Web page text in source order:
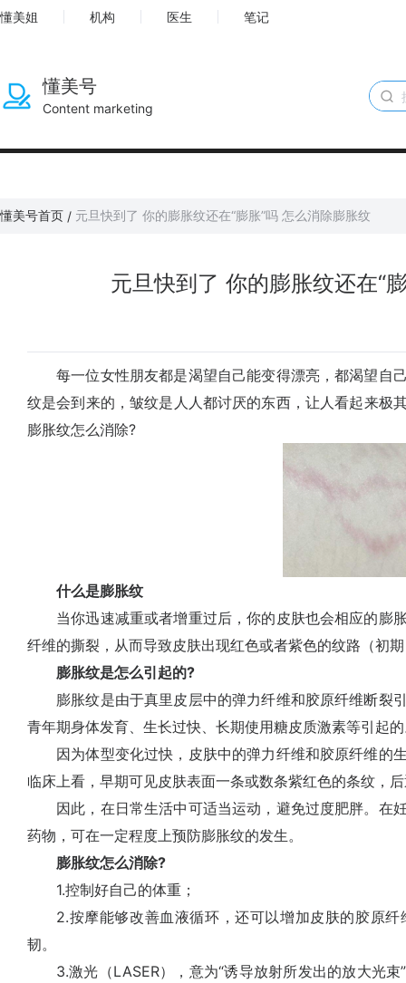
懂美姐 机构 医生 笔记
懂美号
Content marketing
懂美号首页 / 元旦快到了 你的膨胀纹还在“膨胀”吗 怎么消除膨胀纹
元旦快到了 你的膨胀纹还在“
每一位女性朋友都是渴望自己能变得漂亮，都渴望自
纹是会到来的，皱纹是人人都讨厌的东西，让人看起来极
膨胀纹怎么消除?
什么是膨胀纹
当你迅速减重或者增重过后，你的皮肤也会相应的膨
纤维的撕裂，从而导致皮肤出现红色或者紫色的纹路（初
膨胀纹是怎么引起的?
膨胀纹是由于真里皮层中的弹力纤维和胶原纤维断裂
青年期身体发育、生长过快、长期使用糖皮质激素等引起
因为体型变化过快，皮肤中的弹力纤维和胶原纤维的
临床上看，早期可见皮肤表面一条或数条紫红色的条纹，
因此，在日常生活中可适当运动，避免过度肥胖。在
药物，可在一定程度上预防膨胀纹的发生。
膨胀纹怎么消除?
1.控制好自己的体重；
2.按摩能够改善血液循环，还可以增加皮肤的胶原纤
韧。
3.激光（LASER），意为“诱导放射所发出的放大光束